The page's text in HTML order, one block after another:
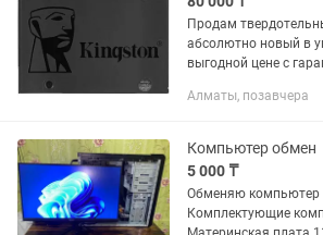
Продам
абсолютно новый в
выгодной цене с
Скорость чтения 500
Алматы, позавчера
Компьютер обмен
5 000 ₸
Обменяю компьютер
Комплектующие